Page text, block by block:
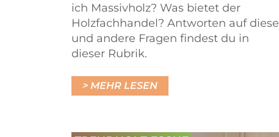
ich Massivholz? Was bietet der
Holzfachhandel? Antworten auf diese
und andere Fragen findest du in
dieser Rubrik.
MEHR LESEN